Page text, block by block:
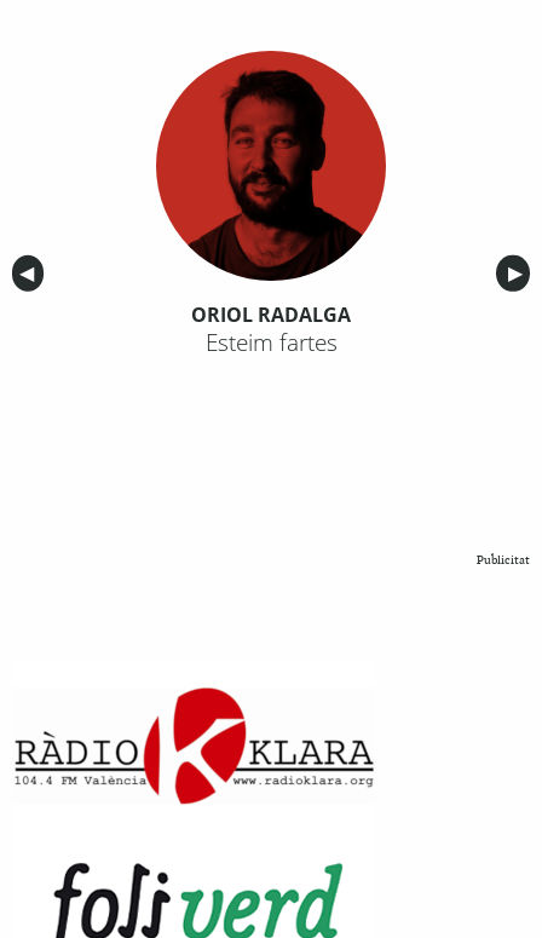
Anterior
◀︎ ▶︎
ORIOL RADALGA
Esteim fartes
Publicitat